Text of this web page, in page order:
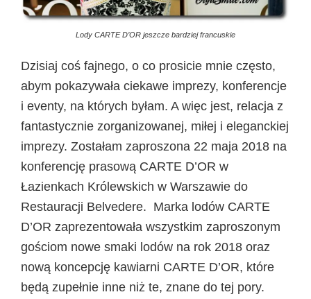
Lody CARTE D’OR jeszcze bardziej francuskie
Dzisiaj coś fajnego, o co prosicie mnie często,
abym pokazywała ciekawe imprezy, konferencje
i eventy, na których byłam. A więc jest, relacja z
fantastycznie zorganizowanej, miłej i eleganckiej
imprezy. Zostałam zaproszona 22 maja 2018 na
konferencję prasową CARTE D’OR w
Łazienkach Królewskich w Warszawie do
Restauracji Belvedere. Marka lodów CARTE
D’OR zaprezentowała wszystkim zaproszonym
gościom nowe smaki lodów na rok 2018 oraz
nową koncepcję kawiarni CARTE D’OR, które
będą zupełnie inne niż te, znane do tej pory.